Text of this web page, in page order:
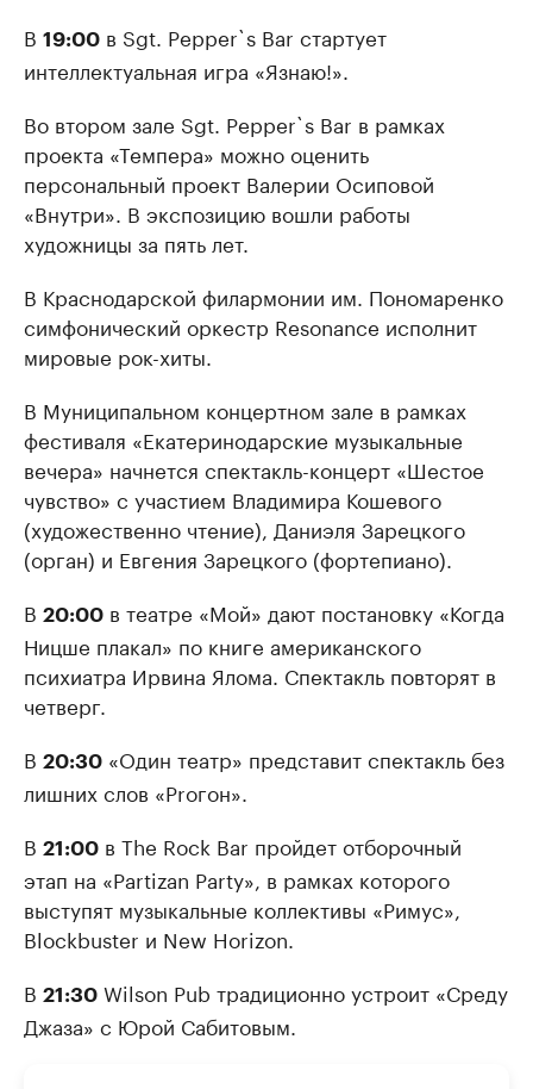
В 19:00 в Sgt. Pepper`s Bar стартует
интеллектуальная игра «Язнаю!».
Во втором зале Sgt. Pepper`s Bar в рамках
проекта «Темпера» можно оценить
персональный проект Валерии Осиповой
«Внутри». В экспозицию вошли работы
художницы за пять лет.
В Краснодарской филармонии им. Пономаренко
симфонический оркестр Resonance исполнит
мировые рок-хиты.
В Муниципальном концертном зале в рамках
фестиваля «Екатеринодарские музыкальные
вечера» начнется спектакль-концерт «Шестое
чувство» с участием Владимира Кошевого
(художественно чтение), Даниэля Зарецкого
(орган) и Евгения Зарецкого (фортепиано).
В 20:00 в театре «Мой» дают постановку «Когда
Ницше плакал» по книге американского
психиатра Ирвина Ялома. Спектакль повторят в
четверг.
В 20:30 «Один театр» представит спектакль без
лишних слов «Proгон».
В 21:00 в The Rock Bar пройдет отборочный
этап на «Partizan Party», в рамках которого
выступят музыкальные коллективы «Римус»,
Blockbuster и New Horizon.
В 21:30 Wilson Pub традиционно устроит «Среду
Джаза» с Юрой Сабитовым.